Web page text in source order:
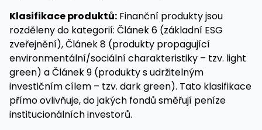
Klasifikace produktů: Finanční produkty jsou
rozděleny do kategorií: Článek 6 (základní ESG
zveřejnění), Článek 8 (produkty propagující
environmentální/sociální charakteristiky – tzv. light
green) a Článek 9 (produkty s udržitelným
investičním cílem – tzv. dark green). Tato klasifikace
přímo ovlivňuje, do jakých fondů směřují peníze
institucionálních investorů.